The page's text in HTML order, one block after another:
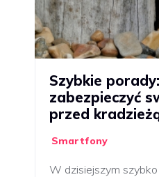
Szybkie
zabezpieczyć
przed
Smartfony
W dzisiejszym